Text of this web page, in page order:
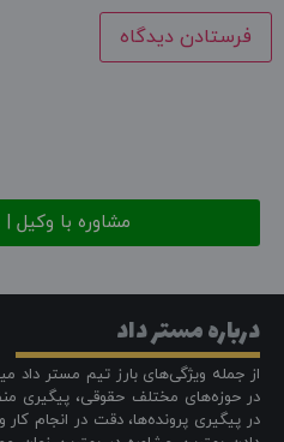
مشاوره با وکیل | 09222922909
درباره مستر داد
از جمله ویژگی‌های بارز تیم مستر داد
در حوزه‌های مختلف حقوقی، پیگیری
در پیگیری پرونده‌ها، دقت در انجام